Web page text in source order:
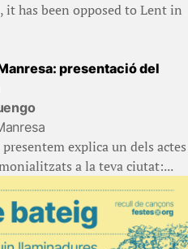
it has been opposed to Lent in
presentació del
explica un dels actes
a la teva ciutat:...